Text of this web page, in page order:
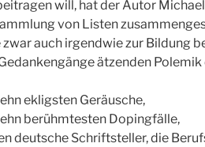
will, hat der Autor
von Listen
zwar auch irgendwie zur Bildung
ätzenden
ekligsten Geräusche,
berühmtesten Dopingfälle,
deutsche Schriftsteller, die